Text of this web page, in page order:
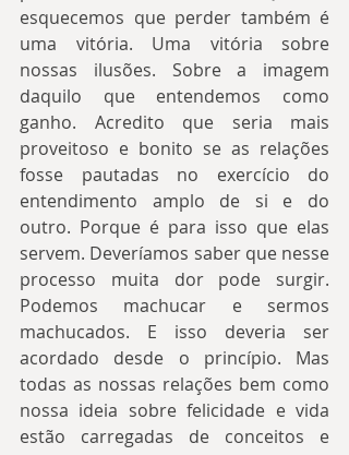
esquecemos que perder também é
uma vitória. Uma vitória sobre
nossas ilusões. Sobre a imagem
daquilo que entendemos como
ganho. Acredito que seria mais
proveitoso e bonito se as relações
fosse pautadas no exercício do
entendimento amplo de si e do
outro. Porque é para isso que elas
servem. Deveríamos saber que nesse
processo muita dor pode surgir.
Podemos machucar e sermos
machucados. E isso deveria ser
acordado desde o princípio. Mas
todas as nossas relações bem como
nossa ideia sobre felicidade e vida
estão carregadas de conceitos e